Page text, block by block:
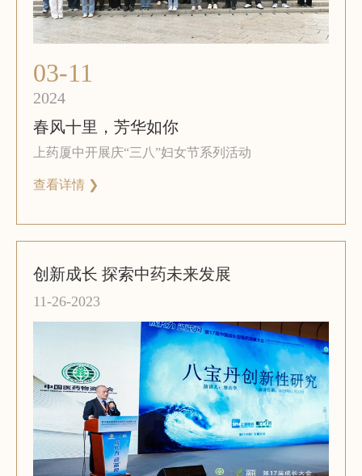
03-11
2024
春风十里，芳华如你
上药厦中开展庆“三八”妇女节系列活动
查看详情 ❯
创新成长 探索中药未来发展
11-26-2023